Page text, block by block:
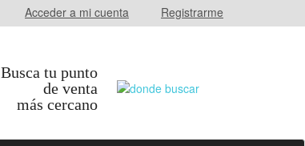
Acceder a mi cuenta Registrarme
Busca tu punto
de venta
más cercano